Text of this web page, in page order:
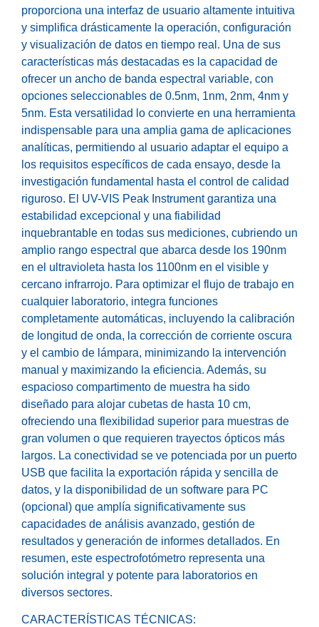
proporciona una interfaz de usuario altamente intuitiva
y simplifica drásticamente la operación, configuración
y visualización de datos en tiempo real. Una de sus
características más destacadas es la capacidad de
ofrecer un ancho de banda espectral variable, con
opciones seleccionables de 0.5nm, 1nm, 2nm, 4nm y
5nm. Esta versatilidad lo convierte en una herramienta
indispensable para una amplia gama de aplicaciones
analíticas, permitiendo al usuario adaptar el equipo a
los requisitos específicos de cada ensayo, desde la
investigación fundamental hasta el control de calidad
riguroso. El UV-VIS Peak Instrument garantiza una
estabilidad excepcional y una fiabilidad
inquebrantable en todas sus mediciones, cubriendo un
amplio rango espectral que abarca desde los 190nm
en el ultravioleta hasta los 1100nm en el visible y
cercano infrarrojo. Para optimizar el flujo de trabajo en
cualquier laboratorio, integra funciones
completamente automáticas, incluyendo la calibración
de longitud de onda, la corrección de corriente oscura
y el cambio de lámpara, minimizando la intervención
manual y maximizando la eficiencia. Además, su
espacioso compartimento de muestra ha sido
diseñado para alojar cubetas de hasta 10 cm,
ofreciendo una flexibilidad superior para muestras de
gran volumen o que requieren trayectos ópticos más
largos. La conectividad se ve potenciada por un puerto
USB que facilita la exportación rápida y sencilla de
datos, y la disponibilidad de un software para PC
(opcional) que amplía significativamente sus
capacidades de análisis avanzado, gestión de
resultados y generación de informes detallados. En
resumen, este espectrofotómetro representa una
solución integral y potente para laboratorios en
diversos sectores.
CARACTERÍSTICAS TÉCNICAS: